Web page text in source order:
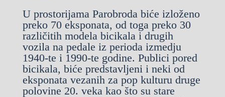
U prostorijama Parobroda biće izloženo
preko 70 eksponata, od toga preko 30
različitih modela bicikala i drugih
vozila na pedale iz perioda izmedju
1940-te i 1990-te godine. Publici pored
bicikala, biće predstavljeni i neki od
eksponata vezanih za pop kulturu druge
polovine 20. veka kao što su stare